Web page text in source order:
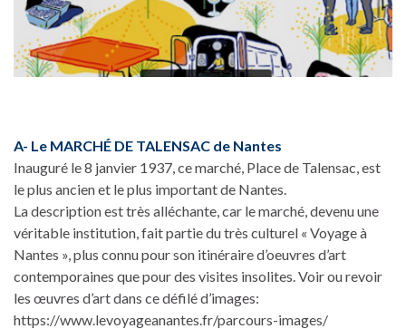
A- Le MARCHÉ DE TALENSAC de Nantes
Inauguré le 8 janvier 1937, ce marché, Place de Talensac, est
le plus ancien et le plus important de Nantes.
La description est très alléchante, car le marché, devenu une
véritable institution, fait partie du très culturel « Voyage à
Nantes », plus connu pour son itinéraire d’oeuvres d’art
contemporaines que pour des visites insolites. Voir ou revoir
les œuvres d’art dans ce défilé d’images:
https://www.levoyageanantes.fr/parcours-images/